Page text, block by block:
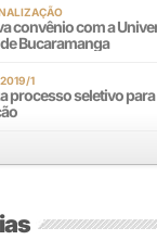
convênio com a
Bucaramanga
1
processo seletivo